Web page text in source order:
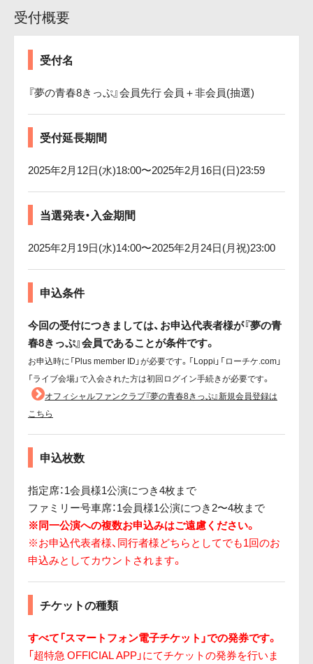
受付概要
受付名
『夢の青春8きっぷ』会員先行 会員＋非会員(抽選)
受付延長期間
2025年2月12日(水)18:00〜2025年2月16日(日)23:59
当選発表・入金期間
2025年2月19日(水)14:00〜2025年2月24日(月祝)23:00
申込条件
今回の受付につきましては、お申込代表者様が『夢の青
春8きっぷ』会員であることが条件です。
お申込時に「Plus member ID」が必要です。「Loppi」「ローチケ.com」
「ライブ会場」で入会された方は初回ログイン手続きが必要です。
オフィシャルファンクラブ『夢の青春8きっぷ』新規会員登録は
こちら
申込枚数
指定席：1会員様1公演につき4枚まで
ファミリー号車席：1会員様1公演につき2〜4枚まで
※同一公演への複数お申込みはご遠慮ください。
※お申込代表者様、同行者様どちらとしてでも1回のお
申込みとしてカウントされます。
チケットの種類
すべて「スマートフォン電子チケット」での発券です。
「超特急 OFFICIAL APP」にてチケットの発券を行いま